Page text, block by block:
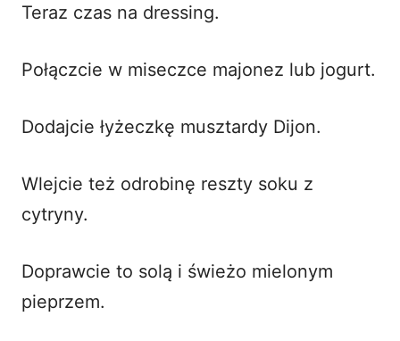
Teraz czas na dressing.
Połączcie w miseczce majonez lub jogurt.
Dodajcie łyżeczkę musztardy Dijon.
Wlejcie też odrobinę reszty soku z
cytryny.
Doprawcie to solą i świeżo mielonym
pieprzem.